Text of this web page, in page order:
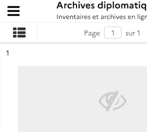
Archives diplomatiques
Ouvrir le menu déroulant
Page
sur 1
n°
1